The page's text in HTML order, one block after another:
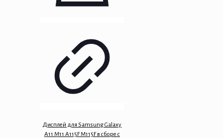
Дисплей для Samsung Galaxy
A11 M11 A115F M115F в сборе с